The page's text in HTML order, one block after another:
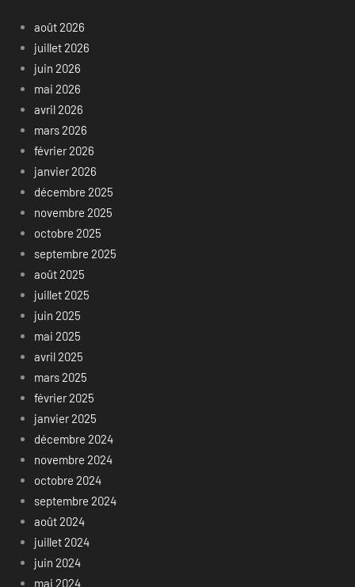
août 2026
juillet 2026
juin 2026
mai 2026
avril 2026
mars 2026
février 2026
janvier 2026
décembre 2025
novembre 2025
octobre 2025
septembre 2025
août 2025
juillet 2025
juin 2025
mai 2025
avril 2025
mars 2025
février 2025
janvier 2025
décembre 2024
novembre 2024
octobre 2024
septembre 2024
août 2024
juillet 2024
juin 2024
mai 2024